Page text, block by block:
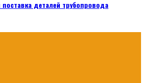
деталей трубопровода